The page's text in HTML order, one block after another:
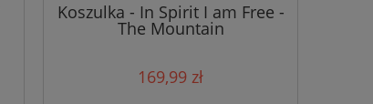
Koszulka - In Spirit I am Free -
The Mountain
169,99 zł